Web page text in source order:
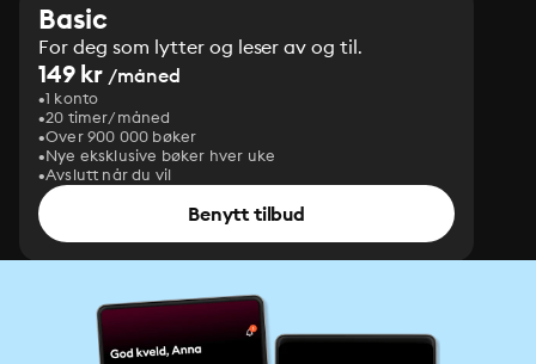
Basic
For deg som lytter og leser av og til.
149 kr /måned
1 konto
20 timer/måned
Over 900 000 bøker
Nye eksklusive bøker hver uke
Avslutt når du vil
Benytt tilbud